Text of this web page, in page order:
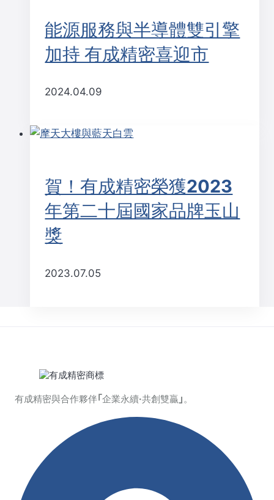
能源服務與半導體雙引擎
加持 有成精密喜迎市
2024.04.09
賀！有成精密榮獲2023
年第二十屆國家品牌玉山
獎
2023.07.05
有成精密與合作夥伴｢企業永續·共創雙贏｣。